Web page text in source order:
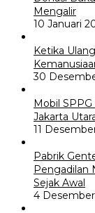
Mengalir
10 Januari
Ketika
30
Mobil SPPG
Jakarta
11
Pabrik
Pengadilan
Sejak Awal
4